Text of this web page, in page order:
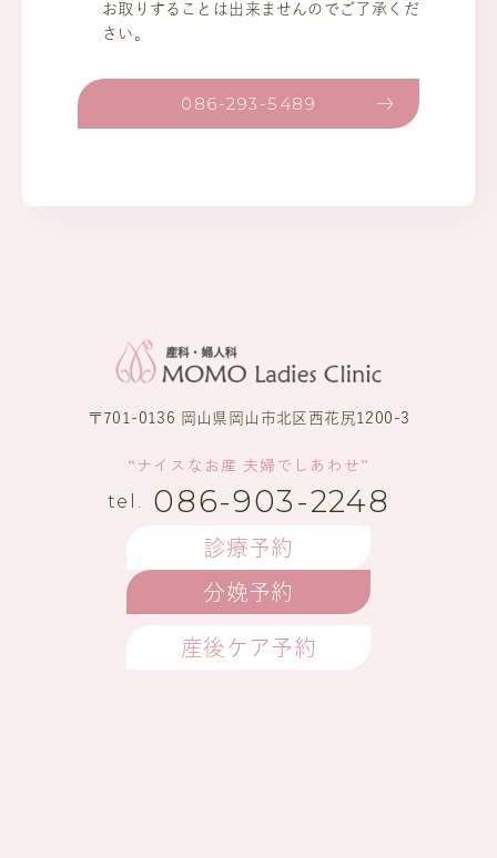
お取りすることは出来ませんのでご了承くだ
さい。
086-293-5489
〒701-0136 岡山県岡山市北区西花尻1200-3
“ナイスなお産 夫婦でしあわせ”
086-903-2248
診療予約
分娩予約
産後ケア予約